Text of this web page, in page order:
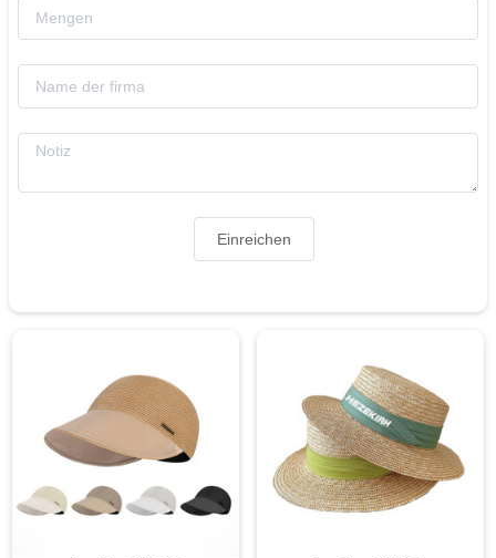
Einreichen